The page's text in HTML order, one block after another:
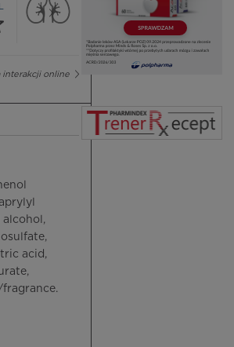
interakcji online
alcohol,
acid,